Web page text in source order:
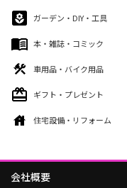
ガーデン・DIY・工具
本・雑誌・コミック
車用品・バイク用品
ギフト・プレゼント
住宅設備・リフォーム
会社概要